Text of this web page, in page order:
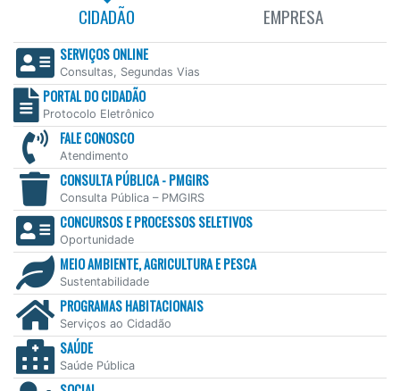
CIDADÃO EMPRESA
SERVIÇOS ONLINE
Consultas, Segundas Vias
PORTAL DO CIDADÃO
Protocolo Eletrônico
FALE CONOSCO
Atendimento
CONSULTA PÚBLICA - PMGIRS
Consulta Pública – PMGIRS
CONCURSOS E PROCESSOS SELETIVOS
Oportunidade
MEIO AMBIENTE, AGRICULTURA E PESCA
Sustentabilidade
PROGRAMAS HABITACIONAIS
Serviços ao Cidadão
SAÚDE
Saúde Pública